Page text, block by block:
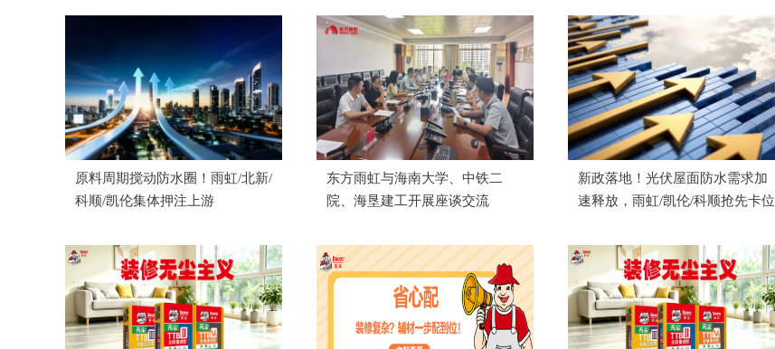
原料周期搅动防水圈！雨虹/北新/
科顺/凯伦集体押注上游
东方雨虹与海南大学、中铁二
院、海垦建工开展座谈交流
新政落地！光伏屋面防水需求加
速释放，雨虹/凯伦/科顺抢先卡位